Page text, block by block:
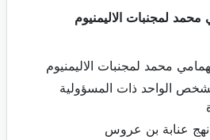
لمجنبات الاليمنيوم
محمد لمجنبات الاليمنيوم
الواحد ذات المسؤولية